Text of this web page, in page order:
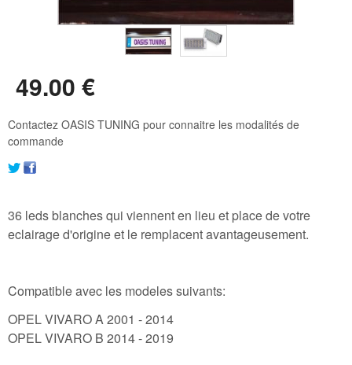
49.00 €
Contactez OASIS TUNING pour connaitre les modalités de
commande
36 leds blanches qui viennent en lieu et place de votre
eclairage d'origine et le remplacent avantageusement.
Compatible avec les modeles suivants:
OPEL VIVARO A 2001 - 2014
OPEL VIVARO B 2014 - 2019